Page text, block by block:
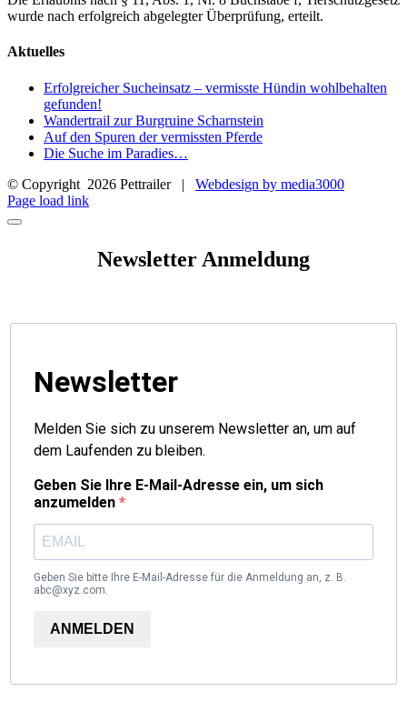
wurde nach erfolgreich abgelegter Überprüfung, erteilt.
Aktuelles
Erfolgreicher Sucheinsatz – vermisste Hündin wohlbehalten
gefunden!
Wandertrail zur Burgruine Scharnstein
Auf den Spuren der vermissten Pferde
Die Suche im Paradies…
© Copyright 2026 Pettrailer | Webdesign by media3000
Facebook
Page load link
Newsletter Anmeldung
Newsletter
Melden Sie sich zu unserem Newsletter an, um auf
dem Laufenden zu bleiben.
Geben Sie Ihre E-Mail-Adresse ein, um sich
anzumelden
Geben Sie bitte Ihre E-Mail-Adresse für die Anmeldung an, z. B.
abc@xyz.com.
ANMELDEN